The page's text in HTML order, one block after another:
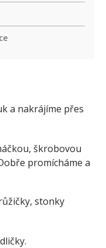
a nakrájíme přes
škrobovou
promícháme a
stonky